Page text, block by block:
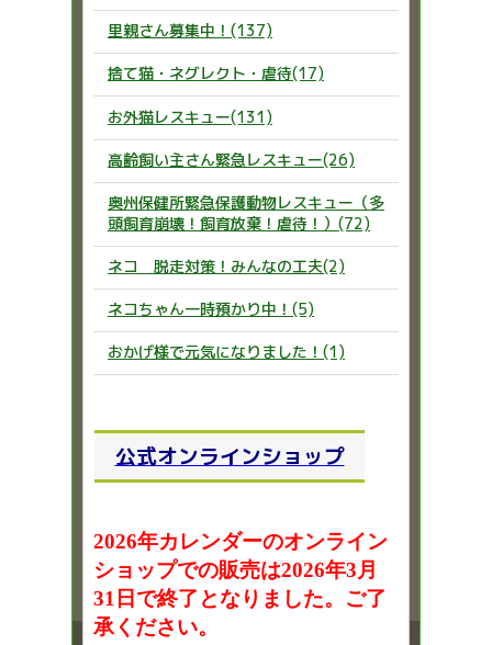
里親さん募集中！(137)
捨て猫・ネグレクト・虐待(17)
お外猫レスキュー(131)
高齢飼い主さん緊急レスキュー(26)
奥州保健所緊急保護動物レスキュー（多
頭飼育崩壊！飼育放棄！虐待！）(72)
ネコ 脱走対策！みんなの工夫(2)
ネコちゃん一時預かり中！(5)
おかげ様で元気になりました！(1)
公式オンラインショップ
2026年カレンダーのオンライン
ショップでの販売は2026年3月
31日で終了となりました。ご了
承ください。